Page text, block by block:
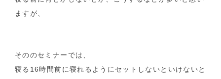
ますが、
そののセミナーでは、
寝る16時間前に寝れるようにセットしないといけないと